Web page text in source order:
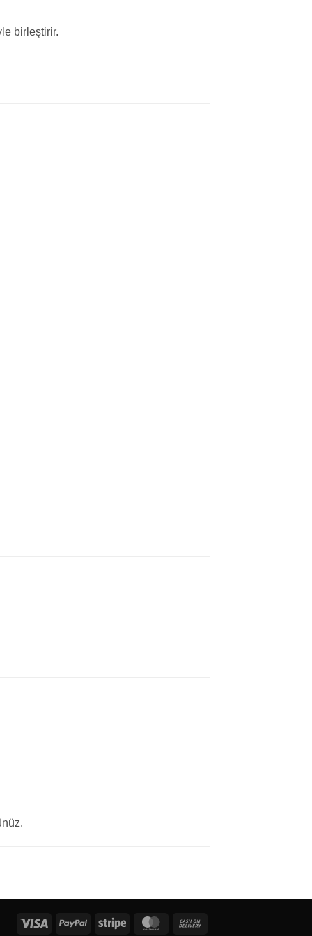
birleştirir.
Visa PayPal Stripe MasterCard